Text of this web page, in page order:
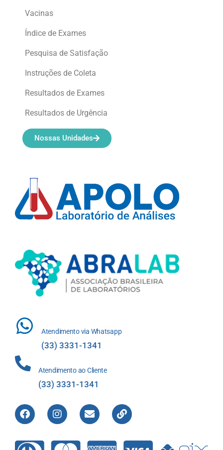
Atendimento via Whatsapp
(33) 3331-1341
Atendimento ao Cliente
(33) 3331-1341
Vacinas
Índice de Exames
Pesquisa de Satisfação
Instruções de Coleta
Resultados de Exames
Resultados de Urgência
Nossas Unidades